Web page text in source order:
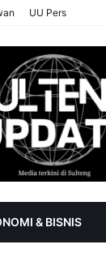
UU Pers
& BISNIS